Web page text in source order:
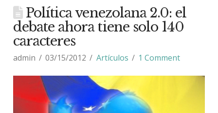
Política venezolana 2.0: el
debate ahora tiene solo 140
caracteres
admin 03/15/2012 Artículos 1 Comment